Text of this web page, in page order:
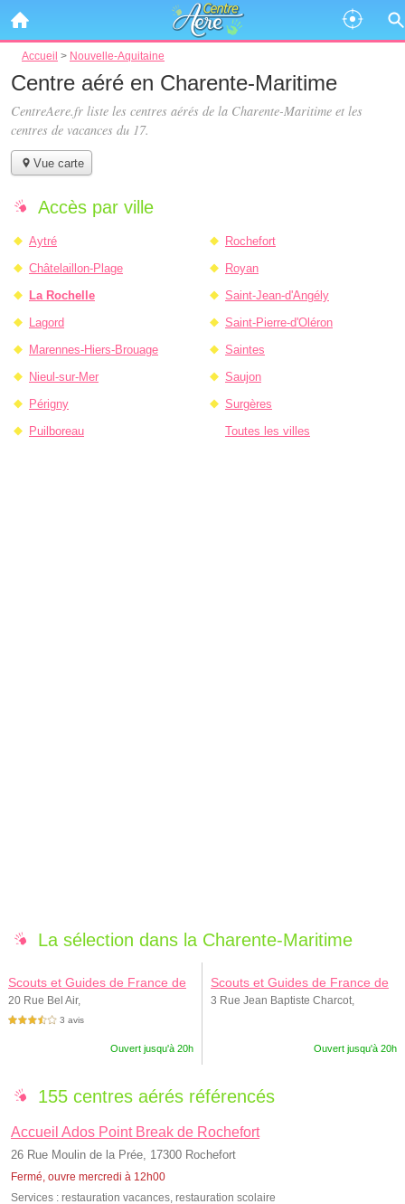
Accueil > Nouvelle-Aquitaine
Centre aéré en Charente-Maritime
CentreAere.fr liste les centres aérés de la Charente-Maritime et les
centres de vacances du 17.
Vue carte
Accès par ville
Aytré
Châtelaillon-Plage
La Rochelle
Lagord
Marennes-Hiers-Brouage
Nieul-sur-Mer
Périgny
Puilboreau
Rochefort
Royan
Saint-Jean-d'Angély
Saint-Pierre-d'Oléron
Saintes
Saujon
Surgères
Toutes les villes
La sélection dans la Charente-Maritime
Scouts et Guides de France de
Royan
20 Rue Bel Air,
3,5 étoiles sur 5 3 avis
Ouvert jusqu'à 20h
Scouts et Guides de France de
la Rochelle Marin
3 Rue Jean Baptiste Charcot,
Ouvert jusqu'à 20h
155 centres aérés référencés
Accueil Ados Point Break de Rochefort
26 Rue Moulin de la Prée, 17300 Rochefort
Fermé, ouvre mercredi à 12h00
Services : restauration vacances, restauration scolaire